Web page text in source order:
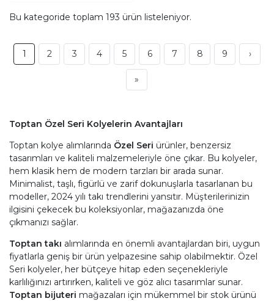
Bu kategoride toplam 193 ürün listeleniyor.
1 2 3 4 5 6 7 8 9 ›
»
Toptan Özel Seri Kolyelerin Avantajları
Toptan kolye alımlarında Özel Seri ürünler, benzersiz
tasarımları ve kaliteli malzemeleriyle öne çıkar. Bu kolyeler,
hem klasik hem de modern tarzları bir arada sunar.
Minimalist, taşlı, figürlü ve zarif dokunuşlarla tasarlanan bu
modeller, 2024 yılı takı trendlerini yansıtır. Müşterilerinizin
ilgisini çekecek bu koleksiyonlar, mağazanızda öne
çıkmanızı sağlar.
Toptan takı alımlarında en önemli avantajlardan biri, uygun
fiyatlarla geniş bir ürün yelpazesine sahip olabilmektir. Özel
Seri kolyeler, her bütçeye hitap eden seçenekleriyle
karlılığınızı artırırken, kaliteli ve göz alıcı tasarımlar sunar.
Toptan bijuteri mağazaları için mükemmel bir stok ürünü